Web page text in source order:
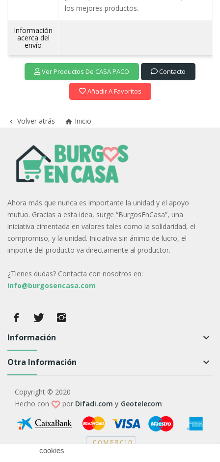
los mejores productos.
Información
acerca del
envío
Ver Productos De CASA PACO Contacto
Añadir A Favoritos
 Volver atrás  Inicio
Ahora más que nunca es importante la unidad y el apoyo
mutuo. Gracias a esta idea, surge “BurgosEnCasa”, una
iniciativa cimentada en valores tales como la solidaridad, el
compromiso, y la unidad. Iniciativa sin ánimo de lucro, el
importe del producto va directamente al productor.
¿Tienes dudas? Contacta con nosotros en:
info@burgosencasa.com
Información keyboard_arrow_down
Otra Información keyboard_arrow_down
cookies
Copyright © 2020
Hecho con
por Difadi.com y Geotelecom